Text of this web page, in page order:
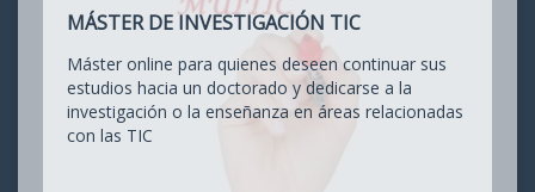
MÁSTER DE INVESTIGACIÓN TIC
Máster online para quienes deseen continuar sus
estudios hacia un doctorado y dedicarse a la
investigación o la enseñanza en áreas relacionadas
con las TIC